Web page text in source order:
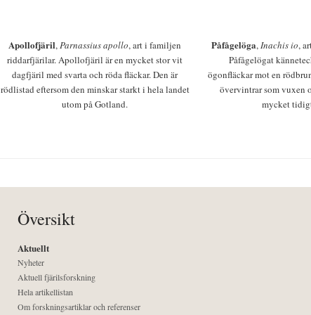
Apollofjäril,Parnassius apollo, art i familjen
riddarfjärilar. Apollofjäril är en mycket stor vit
dagfjäril med svarta och röda fläckar. Den är
rödlistad eftersom den minskar starkt i hela landet
utom på Gotland.
Påfågelöga,Inachis io,
Påfågelögat
ögonfläckar mot en
övervintrar som vuxen
mycket
Översikt
Aktuellt
Nyheter
Aktuell fjärilsforskning
Hela artikellistan
Om forskningsartiklar och referenser